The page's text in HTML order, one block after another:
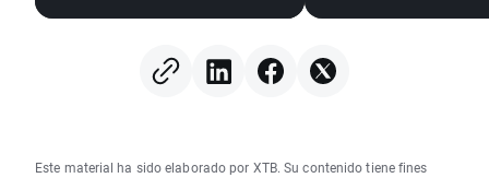
Este material ha sido elaborado por XTB. Su contenido tiene fines